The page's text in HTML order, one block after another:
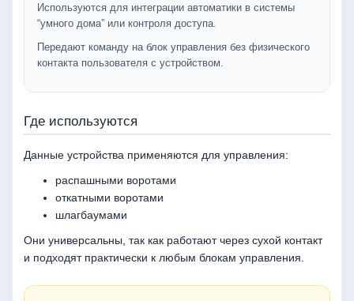
Используются для интеграции автоматики в системы
“умного дома” или контроля доступа.
Передают команду на блок управления без физического
контакта пользователя с устройством.
Где используются
Данные устройства применяются для управления:
распашными воротами
откатными воротами
шлагбаумами
Они универсальны, так как работают через сухой контакт
и подходят практически к любым блокам управления.